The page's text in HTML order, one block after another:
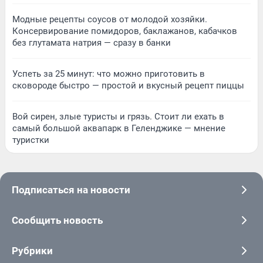
Модные рецепты соусов от молодой хозяйки.
Консервирование помидоров, баклажанов, кабачков
без глутамата натрия — сразу в банки
Успеть за 25 минут: что можно приготовить в
сковороде быстро — простой и вкусный рецепт пиццы
Вой сирен, злые туристы и грязь. Стоит ли ехать в
самый большой аквапарк в Геленджике — мнение
туристки
Подписаться на новости
Сообщить новость
Рубрики